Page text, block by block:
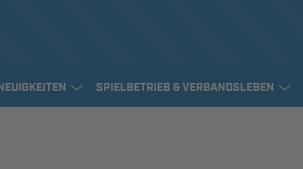
SPIELBETRIEB & VERBANDSLEBEN